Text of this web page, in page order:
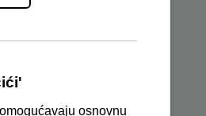
nautičke opreme te tehnička